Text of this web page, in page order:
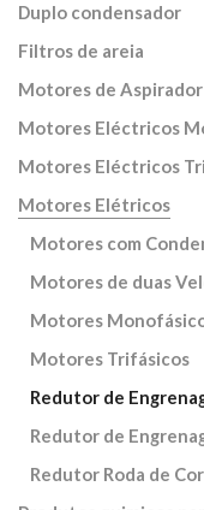
Duplo condensador
Filtros de areia
Motores de Aspirador
Motores Eléctricos
Motores Eléctricos
Motores Elétricos
Motores com
Motores de duas
Motores
Motores Trifásicos
Redutor de
Redutor de
Redutor Roda de